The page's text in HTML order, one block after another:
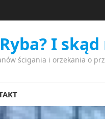
I skąd
ścigania i orzekania o